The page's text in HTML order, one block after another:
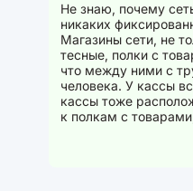
Не знаю, почему
никаких
Магазины сети, не
тесные, полки с
что между ними с
человека. У кассы
кассы тоже
к полкам с